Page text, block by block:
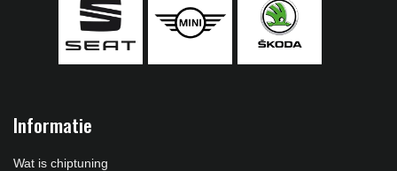
Informatie
Wat is chiptuning